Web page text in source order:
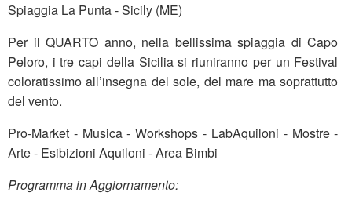
Spiaggia La Punta - Sicily (ME)
Per il QUARTO anno, nella bellissima spiaggia di Capo
Peloro, i tre capi della Sicilia si riuniranno per un Festival
coloratissimo all’insegna del sole, del mare ma soprattutto
del vento.
Pro-Market - Musica - Workshops - LabAquiloni - Mostre -
Arte - Esibizioni Aquiloni - Area Bimbi
Programma in Aggiornamento: